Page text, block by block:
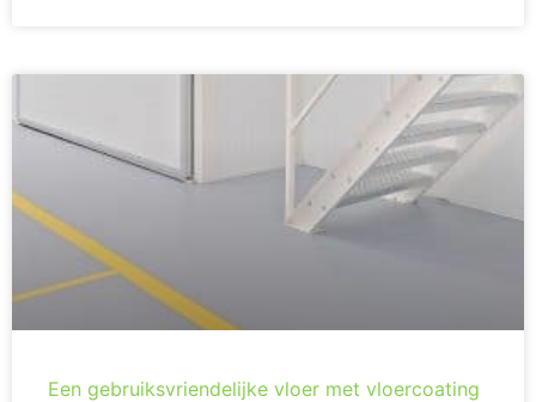
Een gebruiksvriendelijke vloer met vloercoating